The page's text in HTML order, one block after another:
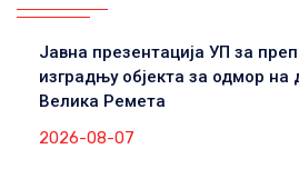
Јавна презентација УП за
изградњу објекта за одмор на
Велика Ремета
2026-08-07